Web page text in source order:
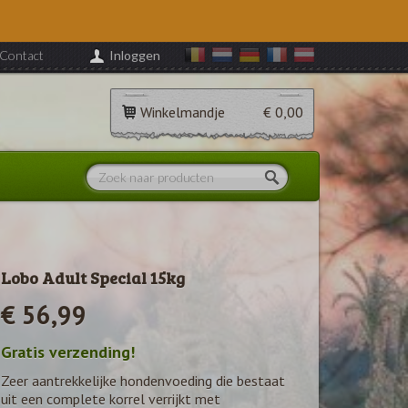
Contact Inloggen
Winkelmandje € 0,00
Lobo Adult Special 15kg
€ 56,99
Gratis verzending!
Zeer aantrekkelijke hondenvoeding die bestaat
uit een complete korrel verrijkt met